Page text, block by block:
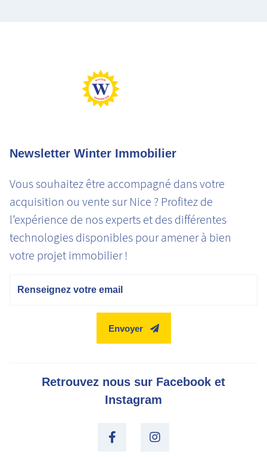
Emission de CO2 très importantes
Newsletter Winter Immobilier
Vous souhaitez être accompagné dans votre
acquisition ou vente sur Nice ? Profitez de
l’expérience de nos experts et des différentes
technologies disponibles pour amener à bien
votre projet immobilier !
Envoyer
Retrouvez nous sur Facebook et
Instagram